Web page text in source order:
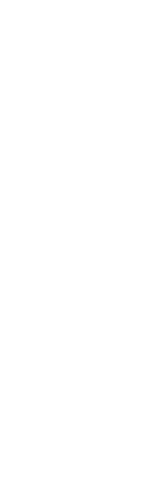
HUT Ke-81 RI di